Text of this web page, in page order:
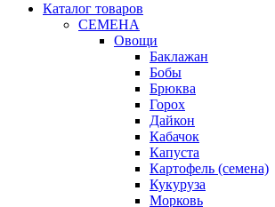
Каталог товаров
СЕМЕНА
Овощи
Баклажан
Бобы
Брюква
Горох
Дайкон
Кабачок
Капуста
Картофель (семена)
Кукуруза
Морковь